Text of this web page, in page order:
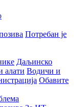
Потребан је
Даљинско
алати Водичи и
Обавите